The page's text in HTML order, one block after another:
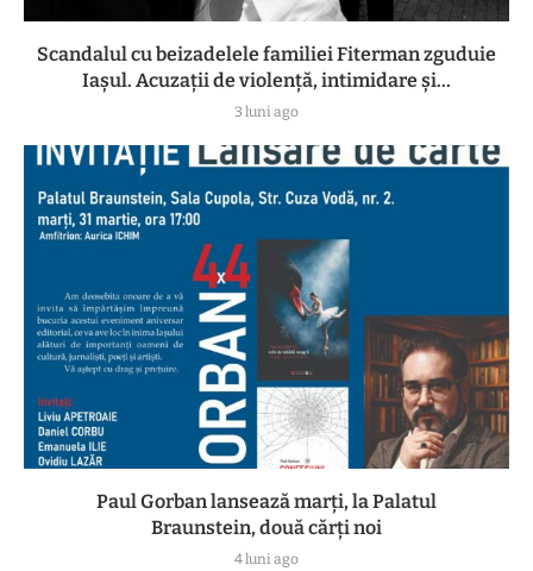
Scandalul cu beizadelele familiei Fiterman zguduie
Iașul. Acuzații de violență, intimidare și...
3 luni ago
Paul Gorban lansează marți, la Palatul
Braunstein, două cărți noi
4 luni ago